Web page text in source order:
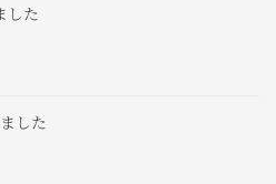
した
した